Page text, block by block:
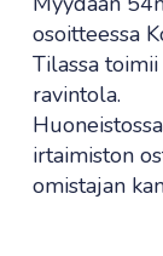
osoitteessa
Tilassa
ravintola.
irtaimiston
omistajan